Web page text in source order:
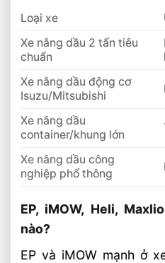
Loại xe
Xe nâng dầu 2 tấn tiêu
chuẩn
Xe nâng dầu động cơ
Isuzu/Mitsubishi
Xe nâng dầu
container/khung lớn
Xe nâng dầu công
nghiệp phổ thông
EP, iMOW, Heli,
nào?
EP và iMOW mạnh ở